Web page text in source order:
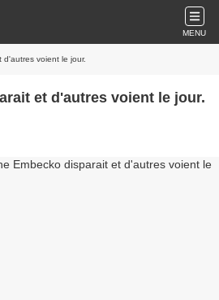
MENU
d'autres voient le jour.
et d'autres voient le jour.